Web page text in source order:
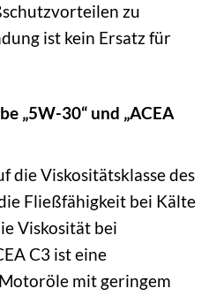
zu
ist kein Ersatz für
„5W-30“ und „ACEA
die Viskositätsklasse des
Fließfähigkeit bei Kälte
Viskosität bei
C3 ist eine
mit geringem